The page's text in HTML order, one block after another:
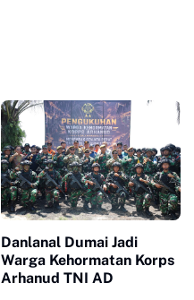
Danlanal Dumai Jadi
Warga Kehormatan Korps
Arhanud TNI AD